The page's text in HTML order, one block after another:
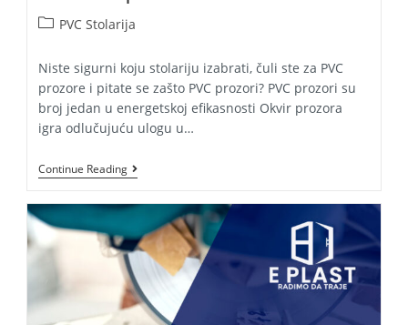
PostPVC Stolarija
Niste sigurni koju stolariju izabrati, čuli ste za PVC
prozore i pitate se zašto PVC prozori? PVC prozori su
broj jedan u energetskoj efikasnosti Okvir prozora
igra odlučujuću ulogu u…
Continue ReadingZašto
PVC